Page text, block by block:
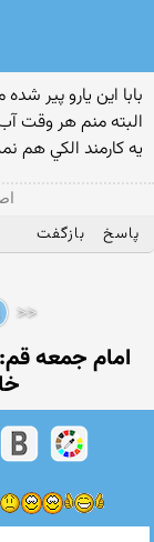
بابا اين يارو پير
البته منم هر وقت
يه كارمند الكي هم
پاسخ بازگفت
<<
امام جمعه